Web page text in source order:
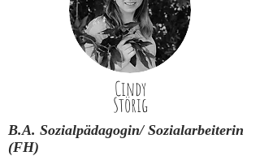
Cindy
Störig
B.A. Sozialpädagogin/ Sozialarbeiterin
(FH)